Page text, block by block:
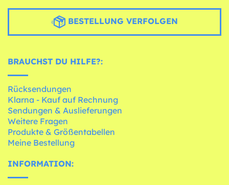
BESTELLUNG VERFOLGEN
BRAUCHST DU HILFE?:
Rücksendungen
Klarna - Kauf auf Rechnung
Sendungen & Auslieferungen
Weitere Fragen
Produkte & Größentabellen
Meine Bestellung
INFORMATION: